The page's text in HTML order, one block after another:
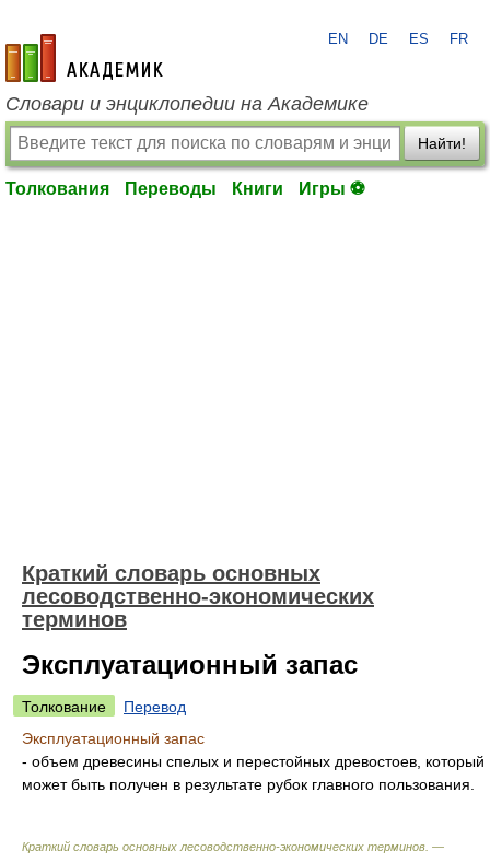
academic.ru
EN DE ES FR
Словари и энциклопедии на Академике
Найти!
Толкования Переводы Книги Игры ⚽
Краткий словарь основных
лесоводственно-экономических
терминов
Эксплуатационный запас
Толкование
Перевод
Эксплуатационный запас
- объем древесины спелых и перестойных древостоев, который
может быть получен в результате рубок главного пользования.
Краткий словарь основных лесоводственно-экономических терминов. —